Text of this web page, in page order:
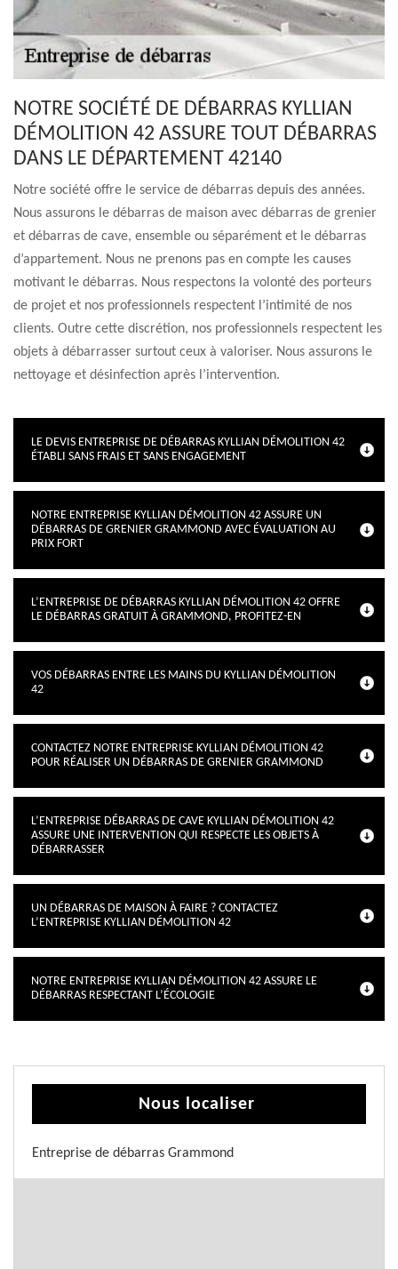
NOTRE SOCIÉTÉ DE DÉBARRAS KYLLIAN
DÉMOLITION 42 ASSURE TOUT DÉBARRAS
DANS LE DÉPARTEMENT 42140
Notre société offre le service de débarras depuis des années.
Nous assurons le débarras de maison avec débarras de grenier
et débarras de cave, ensemble ou séparément et le débarras
d’appartement. Nous ne prenons pas en compte les causes
motivant le débarras. Nous respectons la volonté des porteurs
de projet et nos professionnels respectent l’intimité de nos
clients. Outre cette discrétion, nos professionnels respectent les
objets à débarrasser surtout ceux à valoriser. Nous assurons le
nettoyage et désinfection après l’intervention.
LE DEVIS ENTREPRISE DE DÉBARRAS KYLLIAN DÉMOLITION 42
ÉTABLI SANS FRAIS ET SANS ENGAGEMENT
NOTRE ENTREPRISE KYLLIAN DÉMOLITION 42 ASSURE UN
DÉBARRAS DE GRENIER GRAMMOND AVEC ÉVALUATION AU
PRIX FORT
L’ENTREPRISE DE DÉBARRAS KYLLIAN DÉMOLITION 42 OFFRE
LE DÉBARRAS GRATUIT À GRAMMOND, PROFITEZ-EN
VOS DÉBARRAS ENTRE LES MAINS DU KYLLIAN DÉMOLITION
42
CONTACTEZ NOTRE ENTREPRISE KYLLIAN DÉMOLITION 42
POUR RÉALISER UN DÉBARRAS DE GRENIER GRAMMOND
L’ENTREPRISE DÉBARRAS DE CAVE KYLLIAN DÉMOLITION 42
ASSURE UNE INTERVENTION QUI RESPECTE LES OBJETS À
DÉBARRASSER
UN DÉBARRAS DE MAISON À FAIRE ? CONTACTEZ
L’ENTREPRISE KYLLIAN DÉMOLITION 42
NOTRE ENTREPRISE KYLLIAN DÉMOLITION 42 ASSURE LE
DÉBARRAS RESPECTANT L’ÉCOLOGIE
Nous localiser
Entreprise de débarras Grammond